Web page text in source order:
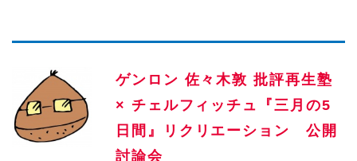
ゲンロン 佐々木敦 批評再生塾
× チェルフィッチュ『三月の5
日間』リクリエーション 公開
討論会